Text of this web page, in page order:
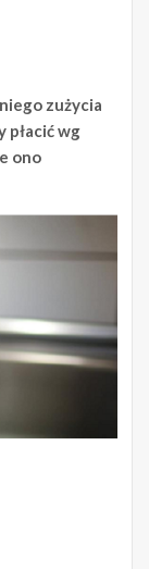
zużycia
płacić wg
ono